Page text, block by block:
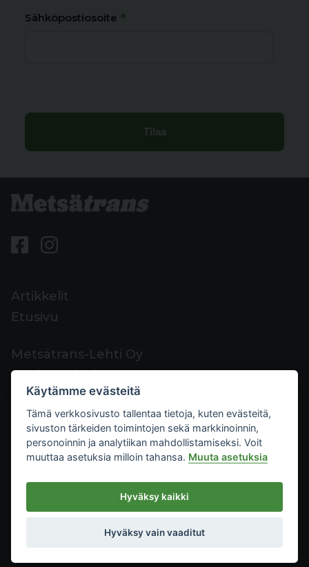
Sähköpostiosoite *
Artikkelit
Etusivu
Metsätrans-Lehti Oy
Asiakaspalvelu
Yhteystiedot
Palaute
Mediakortti
Metsätrans-Lehti Oy
2026
Tietosuoja
Käytämme evästeitä
Tämä verkkosivusto tallentaa tietoja, kuten evästeitä,
sivuston tärkeiden toimintojen sekä markkinoinnin,
personoinnin ja analytiikan mahdollistamiseksi. Voit
muuttaa asetuksia milloin tahansa. Muuta asetuksia
Hyväksy kaikki
Hyväksy vain vaaditut